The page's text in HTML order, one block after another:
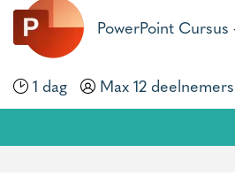
PowerPoint
1 dag
Max 12 deelnemers